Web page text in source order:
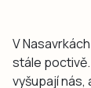
V
stále
vyšupají nás,